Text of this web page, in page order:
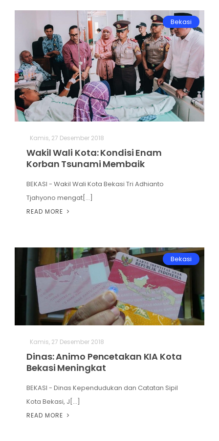
Bekasi
Kamis, 27 Desember 2018
Wakil Wali Kota: Kondisi Enam
Korban Tsunami Membaik
BEKASI - Wakil Wali Kota Bekasi Tri Adhianto
Tjahyono mengat[...]
READ MORE
Bekasi
Kamis, 27 Desember 2018
Dinas: Animo Pencetakan KIA Kota
Bekasi Meningkat
BEKASI - Dinas Kependudukan dan Catatan Sipil
Kota Bekasi, J[...]
READ MORE